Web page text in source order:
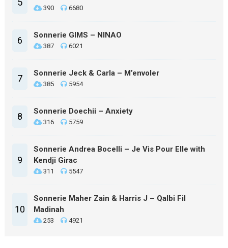
5
390 6680
6 Sonnerie GIMS – NINAO
387 6021
7 Sonnerie Jeck & Carla – M’envoler
385 5954
8 Sonnerie Doechii – Anxiety
316 5759
9
Sonnerie Andrea Bocelli – Je Vis Pour Elle with
Kendji Girac
311 5547
10
Sonnerie Maher Zain & Harris J – Qalbi Fil
Madinah
253 4921